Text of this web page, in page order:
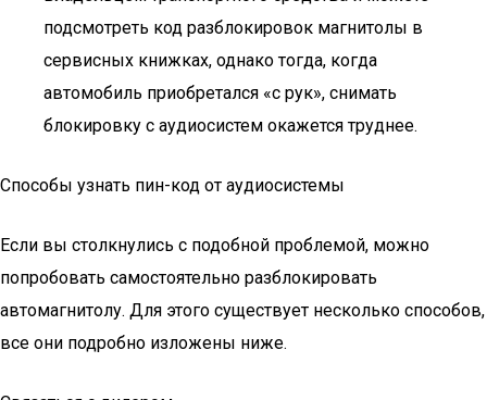
подсмотреть код разблокировок магнитолы в
сервисных книжках, однако тогда, когда
автомобиль приобретался «с рук», снимать
блокировку с аудиосистем окажется труднее.
Cпособы узнать пин-код от аудиосистемы
Если вы столкнулись с подобной проблемой, можно
попробовать самостоятельно разблокировать
автомагнитолу. Для этого существует несколько способов,
все они подробно изложены ниже.